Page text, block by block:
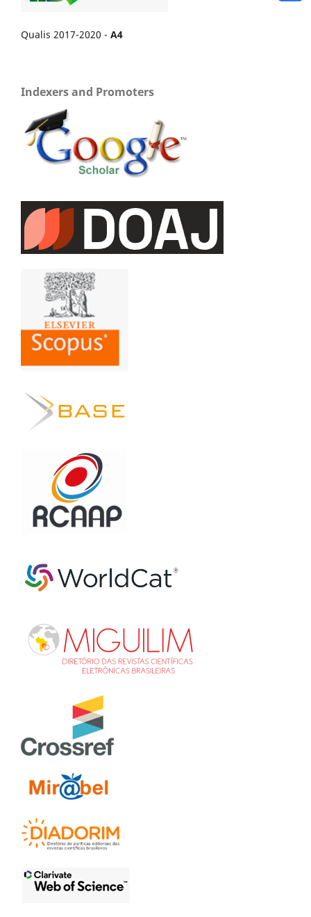
Qualis 2017-2020 - A4
Indexers and Promoters